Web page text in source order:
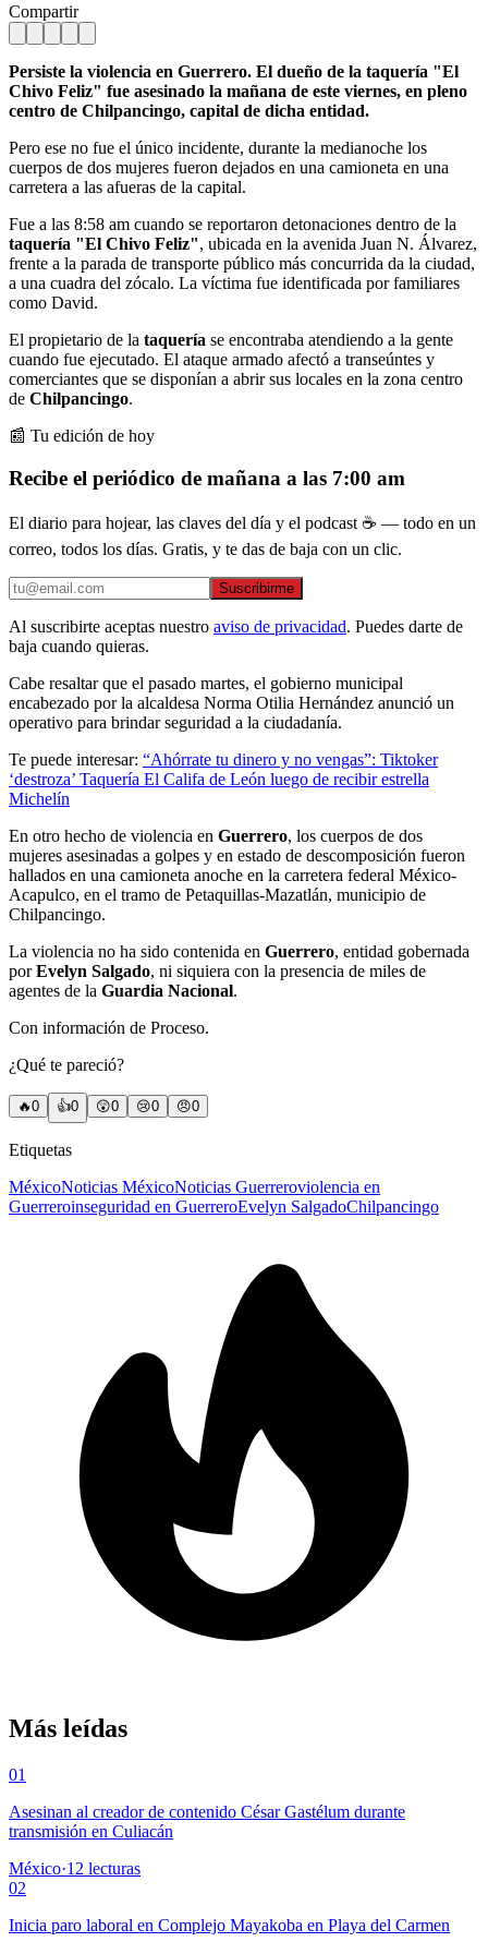
Compartir
Persiste la violencia en Guerrero. El dueño de la taquería "El
Chivo Feliz" fue asesinado la mañana de este viernes, en pleno
centro de Chilpancingo, capital de dicha entidad.
Pero ese no fue el único incidente, durante la medianoche los
cuerpos de dos mujeres fueron dejados en una camioneta en una
carretera a las afueras de la capital.
Fue a las 8:58 am cuando se reportaron detonaciones dentro de la
taquería "El Chivo Feliz", ubicada en la avenida Juan N. Álvarez,
frente a la parada de transporte público más concurrida da la ciudad,
a una cuadra del zócalo. La víctima fue identificada por familiares
como David.
El propietario de la taquería se encontraba atendiendo a la gente
cuando fue ejecutado. El ataque armado afectó a transeúntes y
comerciantes que se disponían a abrir sus locales en la zona centro
de Chilpancingo.
📰 Tu edición de hoy
Recibe el periódico de mañana a las 7:00 am
El diario para hojear, las claves del día y el podcast ☕ — todo en un
correo, todos los días. Gratis, y te das de baja con un clic.
Suscribirme
Al suscribirte aceptas nuestro aviso de privacidad. Puedes darte de
baja cuando quieras.
Cabe resaltar que el pasado martes, el gobierno municipal
encabezado por la alcaldesa Norma Otilia Hernández anunció un
operativo para brindar seguridad a la ciudadanía.
Te puede interesar: “Ahórrate tu dinero y no vengas”: Tiktoker
‘destroza’ Taquería El Califa de León luego de recibir estrella
Michelín
En otro hecho de violencia en Guerrero, los cuerpos de dos
mujeres asesinadas a golpes y en estado de descomposición fueron
hallados en una camioneta anoche en la carretera federal México-
Acapulco, en el tramo de Petaquillas-Mazatlán, municipio de
Chilpancingo.
La violencia no ha sido contenida en Guerrero, entidad gobernada
porEvelyn Salgado, ni siquiera con la presencia de miles de
agentes de la Guardia Nacional.
Con información de Proceso.
¿Qué te pareció?
🔥0 👍0 😲0 😢0 😠0
Etiquetas
MéxicoNoticias MéxicoNoticias Guerreroviolencia en
Guerreroinseguridad en GuerreroEvelyn SalgadoChilpancingo
Más leídas
01
Asesinan al creador de contenido César Gastélum durante
transmisión en Culiacán
México·12 lecturas
02
Inicia paro laboral en Complejo Mayakoba en Playa del Carmen